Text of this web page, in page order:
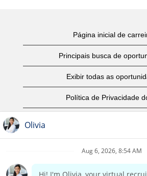
Página inicial de
Principais busca de
Exibir todas as
Política de Privacidade
Aviso de Direitos